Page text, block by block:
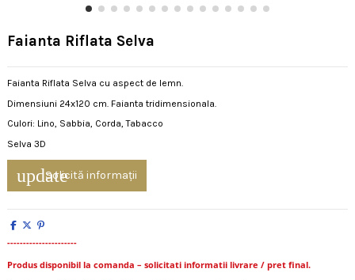
Faianta Riflata Selva
Faianta Riflata Selva cu aspect de lemn.
Dimensiuni 24x120 cm. Faianta tridimensionala.
Culori: Lino, Sabbia, Corda, Tabacco
Selva 3D
updateSolicită informații
----------------------
Produs disponibil la comanda – solicitati informatii livrare / pret final.